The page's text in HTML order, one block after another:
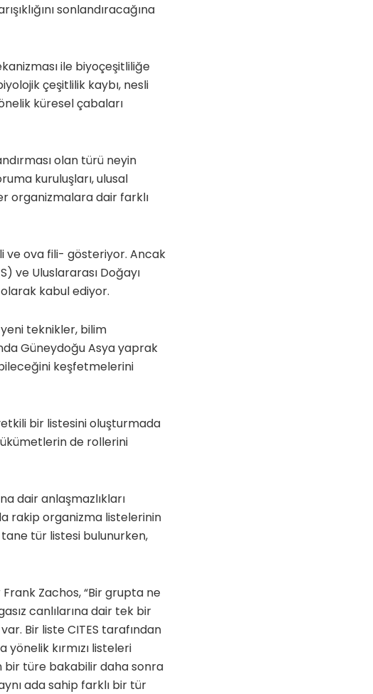
sonlandıracağına
ile biyoçeşitliliğe
çeşitlilik kaybı, nesli
küresel çabaları
olan türü neyin
kuruluşları, ulusal
organizmalara dair farklı
ve ova fili- gösteriyor. Ancak
ve Uluslararası Doğayı
kabul ediyor.
teknikler, bilim
Güneydoğu Asya yaprak
keşfetmelerini
bir listesini oluşturmada
de rollerini
dair anlaşmazlıkları
rakip organizma listelerinin
tür listesi bulunurken,
Zachos, “Bir grupta ne
canlılarına dair tek bir
Bir liste CITES tarafından
kırmızı listeleri
bir türe bakabilir daha sonra
ada sahip farklı bir tür